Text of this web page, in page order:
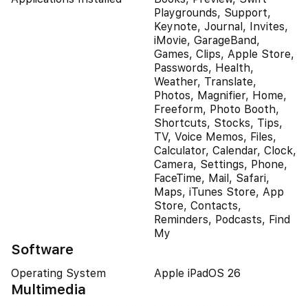
Playgrounds, Support,
Keynote, Journal, Invites,
iMovie, GarageBand,
Games, Clips, Apple Store,
Passwords, Health,
Weather, Translate,
Photos, Magnifier, Home,
Freeform, Photo Booth,
Shortcuts, Stocks, Tips,
TV, Voice Memos, Files,
Calculator, Calendar, Clock,
Camera, Settings, Phone,
FaceTime, Mail, Safari,
Maps, iTunes Store, App
Store, Contacts,
Reminders, Podcasts, Find
My
Software
Operating System Apple iPadOS 26
Multimedia